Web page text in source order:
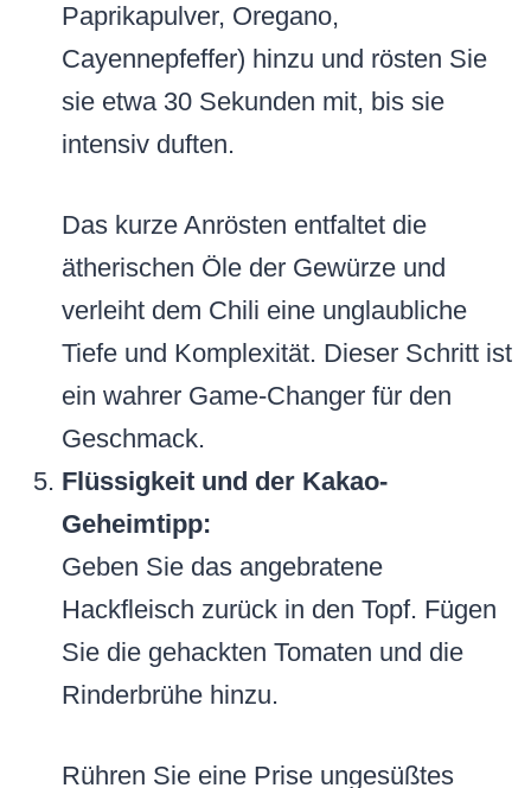
Paprikapulver, Oregano,
Cayennepfeffer) hinzu und rösten Sie
sie etwa 30 Sekunden mit, bis sie
intensiv duften.
Das kurze Anrösten entfaltet die
ätherischen Öle der Gewürze und
verleiht dem Chili eine unglaubliche
Tiefe und Komplexität. Dieser Schritt ist
ein wahrer Game-Changer für den
Geschmack.
Flüssigkeit und der Kakao-
Geheimtipp:
Geben Sie das angebratene
Hackfleisch zurück in den Topf. Fügen
Sie die gehackten Tomaten und die
Rinderbrühe hinzu.
Rühren Sie eine Prise ungesüßtes